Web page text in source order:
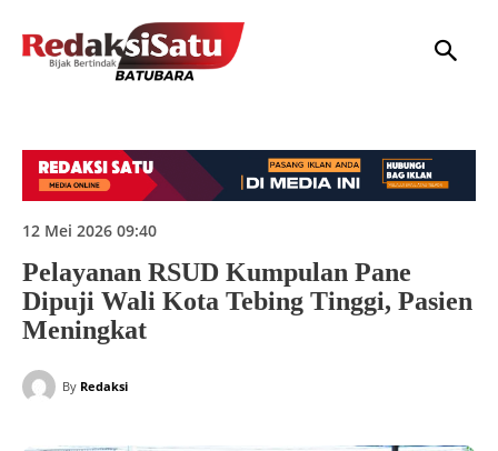
12 Mei 2026 09:40
Pelayanan RSUD Kumpulan Pane
Dipuji Wali Kota Tebing Tinggi, Pasien
Meningkat
By Redaksi